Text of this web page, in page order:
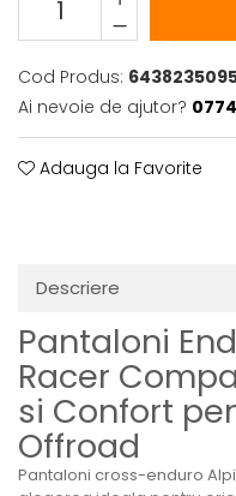
Cod Produs:
Ai nevoie de ajutor?
Adauga la Favorite
Descriere
Pantaloni
Racer
si Confort
Offroad
Pantaloni cross-enduro